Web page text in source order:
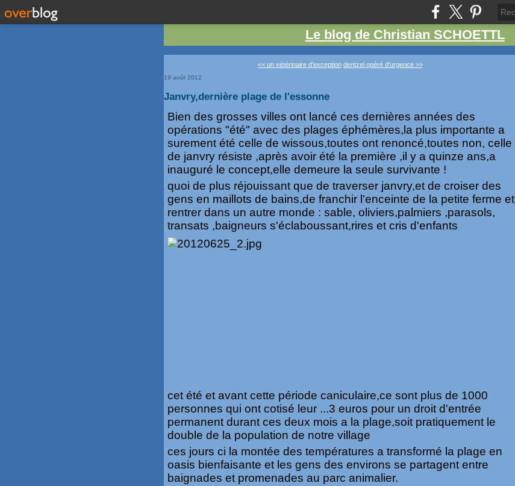
Le blog de Christian SCHOETTL
<< un vétérinaire d'exception dentzel opéré d'urgence >>
19 août 2012
Janvry,dernière plage de l'essonne
Bien des grosses villes ont lancé ces dernières années des
opérations "été" avec des plages éphémères,la plus importante a
surement été celle de wissous,toutes ont renoncé,toutes non, celle
de janvry résiste ,après avoir été la première ,il y a quinze ans,a
inauguré le concept,elle demeure la seule survivante !
quoi de plus réjouissant que de traverser janvry,et de croiser des
gens en maillots de bains,de franchir l'enceinte de la petite ferme et
rentrer dans un autre monde : sable, oliviers,palmiers ,parasols,
transats ,baigneurs s'éclaboussant,rires et cris d'enfants
cet été et avant cette période caniculaire,ce sont plus de 1000
personnes qui ont cotisé leur ...3 euros pour un droit d'entrée
permanent durant ces deux mois a la plage,soit pratiquement le
double de la population de notre village
ces jours ci la montée des températures a transformé la plage en
oasis bienfaisante et les gens des environs se partagent entre
baignades et promenades au parc animalier.